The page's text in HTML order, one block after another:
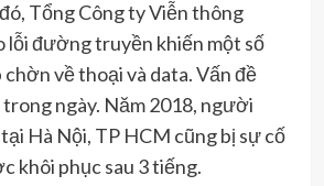
Tổng Công ty Viễn thông
lỗi đường truyền khiến một số
về thoại và data. Vấn đề
ngày. Năm 2018, người
Hà Nội, TP HCM cũng bị sự cố
khôi phục sau 3 tiếng.